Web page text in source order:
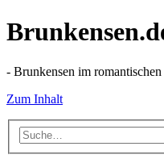
- Brunkensen im
Zum Inhalt